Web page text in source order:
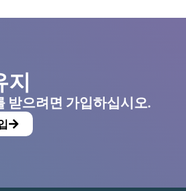
지
받으려면 가입하십시오.